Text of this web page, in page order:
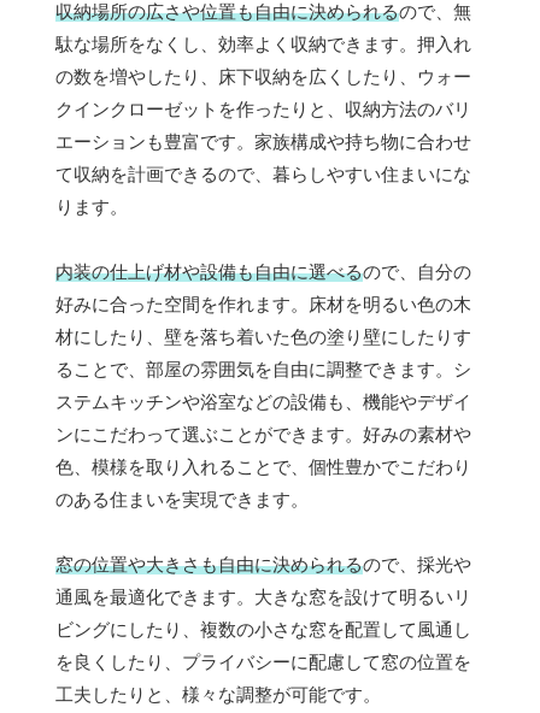
収納場所の広さや位置も自由に決められるので、無
駄な場所をなくし、効率よく収納できます。押入れ
の数を増やしたり、床下収納を広くしたり、ウォー
クインクローゼットを作ったりと、収納方法のバリ
エーションも豊富です。家族構成や持ち物に合わせ
て収納を計画できるので、暮らしやすい住まいにな
ります。
内装の仕上げ材や設備も自由に選べるので、自分の
好みに合った空間を作れます。床材を明るい色の木
材にしたり、壁を落ち着いた色の塗り壁にしたりす
ることで、部屋の雰囲気を自由に調整できます。シ
ステムキッチンや浴室などの設備も、機能やデザイ
ンにこだわって選ぶことができます。好みの素材や
色、模様を取り入れることで、個性豊かでこだわり
のある住まいを実現できます。
窓の位置や大きさも自由に決められるので、採光や
通風を最適化できます。大きな窓を設けて明るいリ
ビングにしたり、複数の小さな窓を配置して風通し
を良くしたり、プライバシーに配慮して窓の位置を
工夫したりと、様々な調整が可能です。